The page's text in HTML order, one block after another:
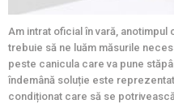
Am intrat oficial în vară,
trebuie să ne luăm măsurile
peste canicula care va pune
îndemână soluție este
condiționat care să se